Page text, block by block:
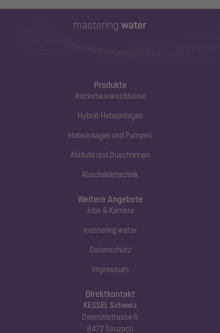
Produkte
Rückstauverschlüsse
Hybrid-Hebeanlagen
Hebeanlagen und Pumpen
Abläufe und Duschrinnen
Abscheidetechnik
Direktkontakt
KESSEL Schweiz
Deisrütistrasse 6
8472 Seuzach
Weitere Angebote
Jobs & Karriere
mastering water
Datenschutz
Impressum